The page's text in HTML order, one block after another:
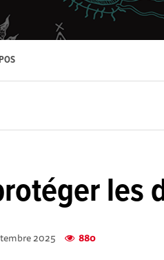
les
2025 880